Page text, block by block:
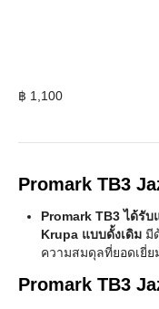
฿ 1,100
Promark TB3
Promark TB3 ได้รั
Krupa แบบดั้งเดิม มี
ความสมดุลที่ยอดเยี่ย
Promark TB3